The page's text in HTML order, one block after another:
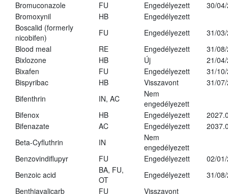
Bromuconazole FU Engedélyezett
30/
Bromoxynil
HB
Engedélyezett
Boscalid (formerly
nicobifen)
FU Engedélyezett
31/
Blood meal
RE Engedélyezett
31/
Bixlozone
HB Új
21/
Bixafen
FU Engedélyezett
31/
Bispyribac
HB Visszavont
31/
Bifenthrin
IN, AC
Nem
engedélyezett
Bifenox
HB Engedélyezett
Bifenazate
AC Engedélyezett
Beta-Cyfluthrin
IN
Nem
engedélyezett
Benzovindiflupyr
FU Engedélyezett
02/
Benzoic acid
BA, FU,
OT
Engedélyezett
31/
Benthiavalicarb
FU
Visszavont